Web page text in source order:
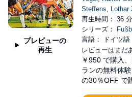
プレビューの
再生
Steffens, Lothar
再生時間： 36 分
シリーズ：
言語： ドイツ語
レビューはまだ
￥950 で購入
ランの無料体
の30％OFF で